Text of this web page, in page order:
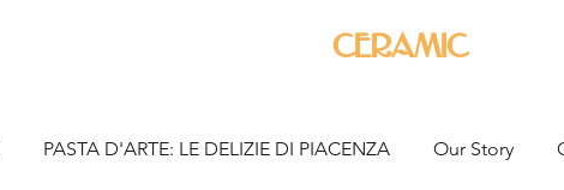
ceramic
PASTA D'ARTE: LE DELIZIE DI PIACENZA Our Story